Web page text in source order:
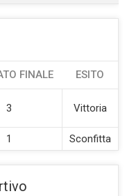
FINALE ESITO
3 Vittoria
1 Sconfitta